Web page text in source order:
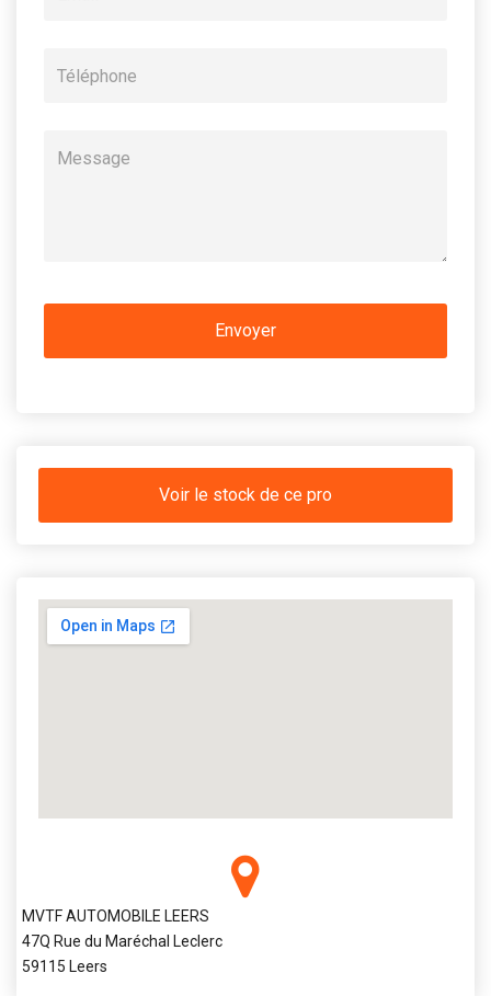
Voir le stock de ce pro
MVTF AUTOMOBILE LEERS
47Q Rue du Maréchal Leclerc
59115 Leers